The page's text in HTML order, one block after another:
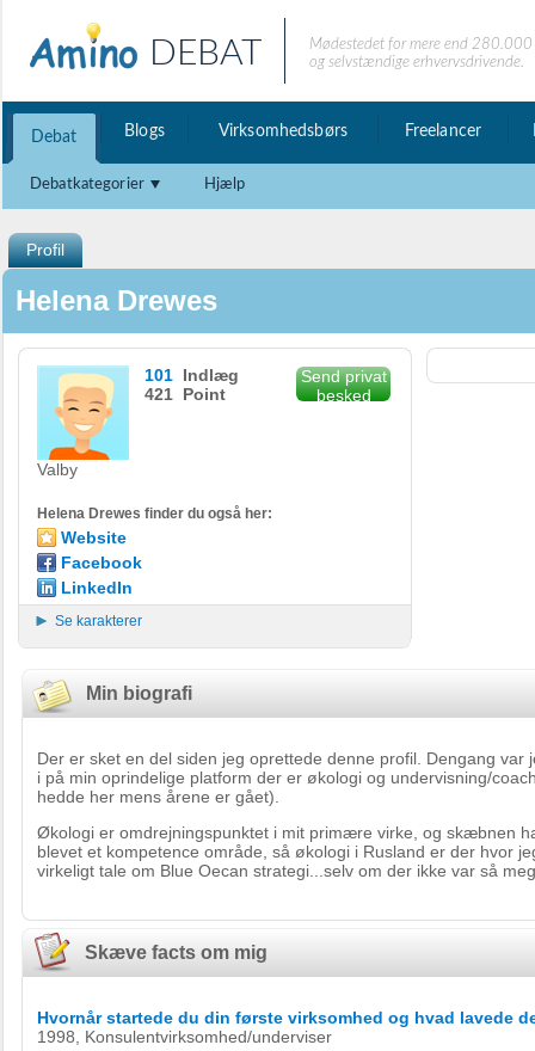
DEBAT
Mødestedet for mere end
og selvstændige erhvervsdrivende.
Debat Blogs Virksomhedsbørs Freelancer
Debatkategorier Hjælp
Profil
Helena Drewes
Valby
101 Indlæg
421 Point
Send privat
besked
Helena Drewes finder du også her:
Website
Facebook
LinkedIn
Se karakterer
Min biografi
Der er sket en del siden jeg oprettede denne profil. Dengang var
i på min oprindelige platform der er økologi og undervisning/
hedde her mens årene er gået).
Økologi er omdrejningspunktet i mit primære virke, og skæbnen
blevet et kompetence område, så økologi i Rusland er der hvor
virkeligt tale om Blue Oecan strategi...selv om der ikke var så
Skæve facts om mig
Hvornår startede du din første virksomhed og hvad lavede
1998, Konsulentvirksomhed/underviser